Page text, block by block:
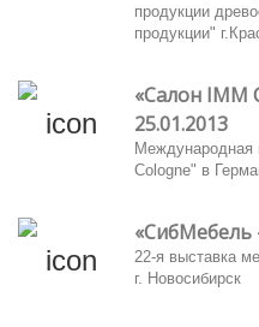
продукции
продукции"
«Салон IMM
25.01.2013
Международная
Cologne" в
«СибМебель
22-я выставка
г. Новосибирск